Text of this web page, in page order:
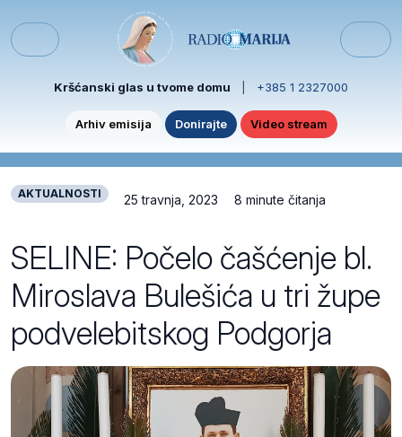
Menu
Kršćanski glas u tvome domu +385 1 2327000
Arhiv emisija Donirajte Video stream
AKTUALNOSTI 25 travnja, 2023 8 minute čitanja
SELINE: Počelo čašćenje bl.
Miroslava Bulešića u tri župe
podvelebitskog Podgorja